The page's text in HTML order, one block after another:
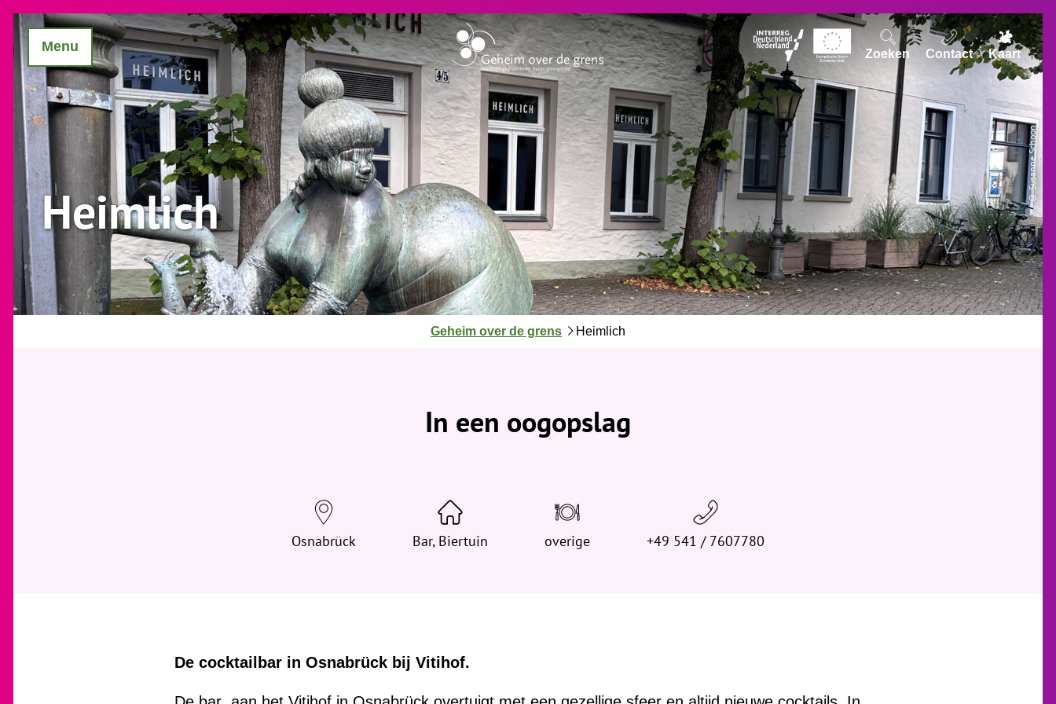
Zoeken Contact Kaart
Menu
© Susanne Schoon
Heimlich
J
h
Geheim over de grens Heimlich
In een oogopslag
Osnabrück Bar, Biertuin overige +49 541 / 7607780
De cocktailbar in Osnabrück bij Vitihof.